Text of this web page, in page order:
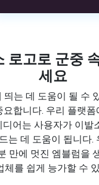
로고로 군중
세요
띄는 데 도움이 될 수
요합니다. 우리 플랫
어는 사용자가 이발
는 데 도움이 됩니다.
만에 멋진 엠블럼을
체를 쉽게 능가할 수